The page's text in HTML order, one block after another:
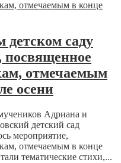
детском саду
посвященное
отмечаемым
осени
Адриана и
детский сад
мероприятие,
отмечаемым в конце
тематические стихи,...